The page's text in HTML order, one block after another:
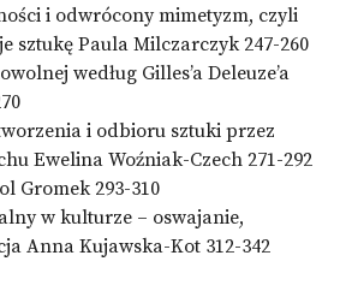
i odwrócony mimetyzm, czyli
sztukę Paula Milczarczyk 247-260
według Gilles’a Deleuze’a
i odbioru sztuki przez
Ewelina Woźniak-Czech 271-292
Gromek 293-310
w kulturze – oswajanie,
Anna Kujawska-Kot 312-342